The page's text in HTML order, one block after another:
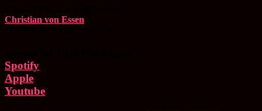
Christian von Essen
Spotify
Apple
Youtube